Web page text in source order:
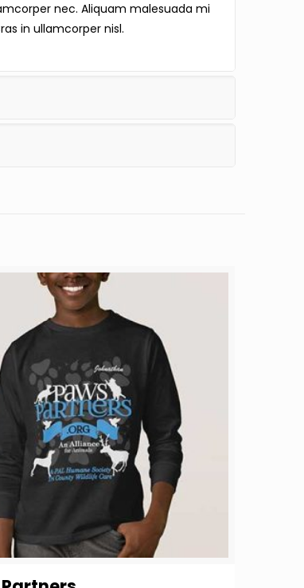
nec. Aliquam malesuada mi
in ullamcorper nisl.